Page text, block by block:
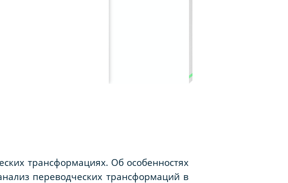
трансформациях. Об особенностях
переводческих трансформаций в